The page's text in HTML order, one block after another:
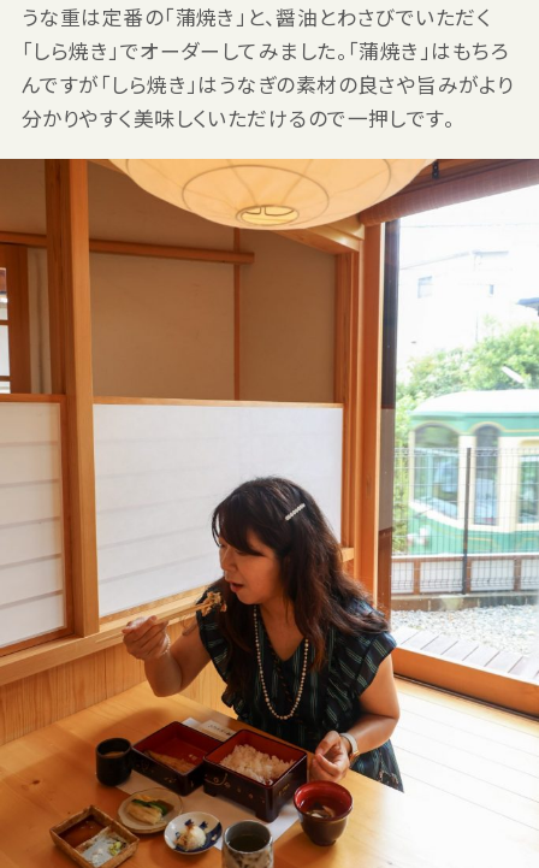
うな重は定番の「蒲焼き」と、醤油とわさびでいただく
「しら焼き」でオーダーしてみました。「蒲焼き」はもちろ
んですが「しら焼き」はうなぎの素材の良さや旨みがより
分かりやすく美味しくいただけるので一押しです。